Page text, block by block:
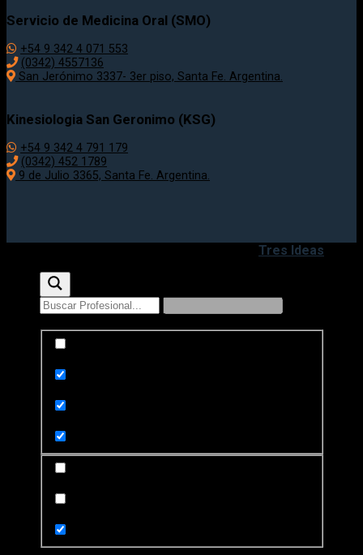
Servicio de Medicina Oral (SMO)
+54 9 342 4 071 553
(0342) 4557136
San Jerónimo 3337- 3er piso, Santa Fe. Argentina.
Kinesiologia San Geronimo (KSG)
+54 9 342 4 791 179
(0342) 452 1789
9 de Julio 3365, Santa Fe. Argentina.
Tres Ideas